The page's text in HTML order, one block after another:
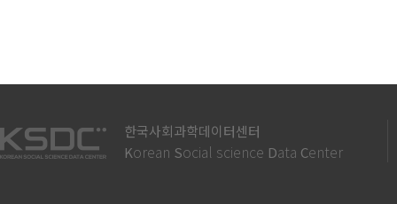
한국사회과학데이터센터
Korean Social science Data Center